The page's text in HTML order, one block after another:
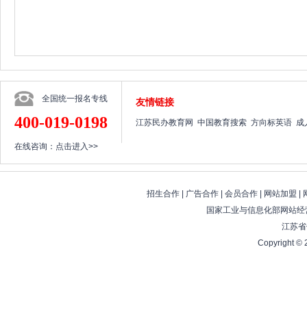
全国统一报名专线
400-019-0198
在线咨询： 点击进入>>
友情链接
江苏民办教育网 中国教育搜索 方向标英语 成
招生合作| 广告合作| 会员合作| 网站加盟
国家工业与信息化部网站
江苏
Copyright ©